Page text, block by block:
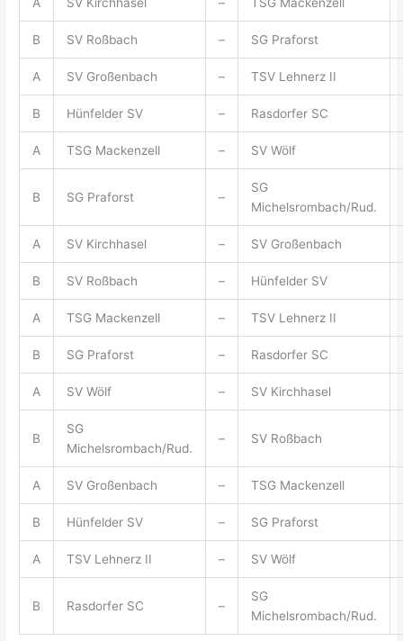
B SV Roßbach – SG Praforst
A SV Großenbach – TSV Lehnerz II
B Hünfelder SV – Rasdorfer SC
A TSG Mackenzell – SV Wölf
B SG Praforst –
SG
Michelsrombach/Rud.
A SV Kirchhasel – SV Großenbach
B SV Roßbach – Hünfelder SV
A TSG Mackenzell – TSV Lehnerz II
B SG Praforst – Rasdorfer SC
A SV Wölf – SV Kirchhasel
B
SG
Michelsrombach/Rud.
– SV Roßbach
A SV Großenbach – TSG Mackenzell
B Hünfelder SV – SG Praforst
A TSV Lehnerz II – SV Wölf
B Rasdorfer SC –
SG
Michelsrombach/Rud.